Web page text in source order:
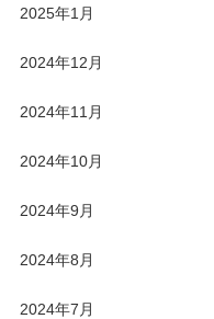
2025年1月
2024年12月
2024年11月
2024年10月
2024年9月
2024年8月
2024年7月